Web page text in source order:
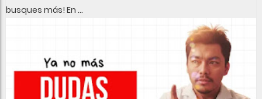
busques más! En ...